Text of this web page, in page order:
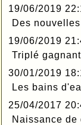
19/06/2019
Des
19/06/2019
Triplé
30/01/2019
Les bains
25/04/2017
Naissance de